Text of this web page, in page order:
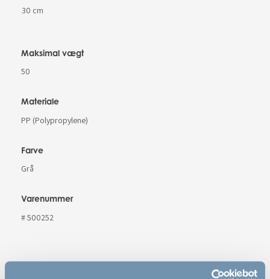
30 cm
Maksimal vægt
50
Materiale
PP (Polypropylene)
Farve
Grå
Varenummer
# 500252